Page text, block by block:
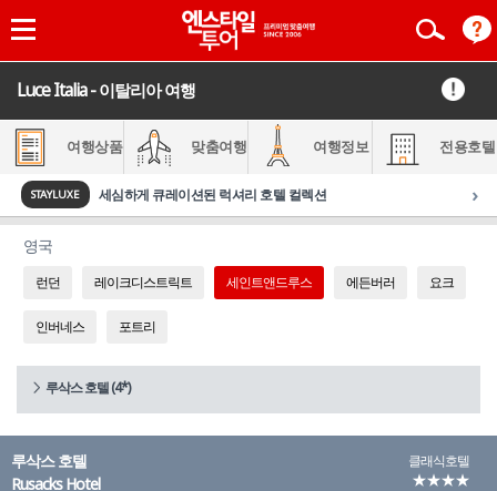
Luce Italia - 이탈리아 여행
여행상품 맞춤여행 여행정보 전용호텔
STAYLUXE 세심하게 큐레이션된 럭셔리 호텔 컬렉션 ›
영국
런던 레이크디스트릭트 세인트앤드루스 에든버러 요크
인버네스 포트리
루삭스 호텔 (4*)
루삭스 호텔
Rusacks Hotel
클래식호텔
★★★★